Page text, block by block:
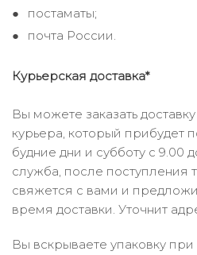
постаматы;
почта России.
Курьерская доставка*
Вы можете заказать
курьера, который прибудет
будние дни и субботу с 9.00
служба, после поступления
свяжется с вами и
время доставки. Уточнит
Вы вскрываете упаковку